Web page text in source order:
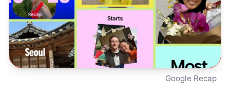
Google Recap